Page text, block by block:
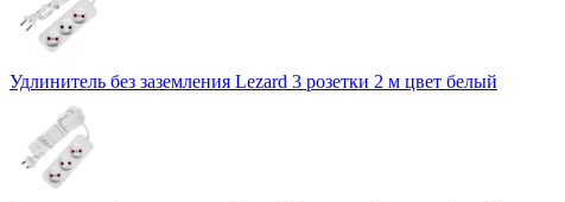
Удлинитель без заземления Lezard 3 розетки 2 м цвет белый